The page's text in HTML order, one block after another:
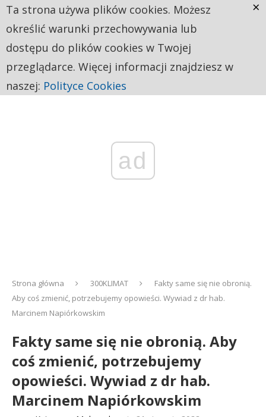
ad
Strona główna 300KLIMAT
Fakty same się nie obronią.
Aby coś zmienić, potrzebujemy opowieści. Wywiad z dr hab.
Marcinem Napiórkowskim
Fakty same się nie obronią. Aby
coś zmienić, potrzebujemy
opowieści. Wywiad z dr hab.
Marcinem Napiórkowskim
Ta strona używa plików cookies. Możesz
określić warunki przechowywania lub
dostępu do plików cookies w Twojej
przeglądarce. Więcej informacji znajdziesz w
naszej: Polityce Cookies
×